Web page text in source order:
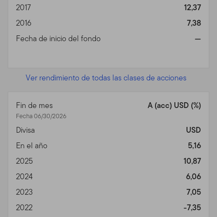
2017
12,37
2016
7,38
Fecha de inicio del fondo
—
Ver rendimiento de todas las clases de acciones
Fin de mes
Fecha 06/30/2026
A (acc) USD (%)
Divisa
USD
En el año
5,16
2025
10,87
2024
6,06
2023
7,05
2022
-7,35
Privacidad, Transmisión de
Información Personal,
Solicitadas y Monitoreo de
Política de Privacidad.
Para inversores individuales de
nuestros Fondos, favor ver nuestra Política de
Privacidad para un sumario de la información personal
no pública que podemos acopiar y mantener de
inversores actuales y de ex inversores; nuestra política
que tomamos para salvaguardarla.
Su uso de este
Sitio puede implicar la trasmisión de información,